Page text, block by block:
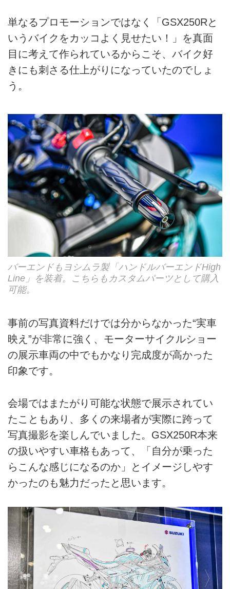
単なるプロモーションではなく「GSX250Rと
いうバイクをカッコよく見せたい！」を真面
目に考えて作られているからこそ、バイク好
きにも刺さる仕上がりになっていたのでしょ
う。
バーエンドもヨシムラ製「ハンドルバーエンドHigh
Line」を装着。こちらもカスタムパーツとして購入
可能。
事前の写真資料だけでは分からなかった“実車
映え”が非常に強く、モーターサイクルショー
の展示車両の中でもかなり完成度が高かった
印象です。
会場ではまたがり可能な状態で展示されてい
たこともあり、多くの来場者が実際に跨って
写真撮影を楽しんでいました。GSX250R本来
の扱いやすい車格もあって、「自分が乗った
らこんな感じになるのか」とイメージしやす
かったのも魅力だったと思います。